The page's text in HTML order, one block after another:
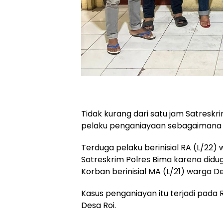
Tidak kurang dari satu jam
pelaku penganiayaan sebagaimana
Terduga pelaku berinisial RA (L/22)
Satreskrim Polres Bima karena
Korban berinisial MA (L/21) warga
Kasus penganiayan itu terjadi pada
Desa Roi.